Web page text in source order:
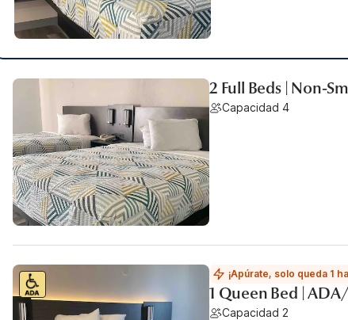
2 Full Beds | Non-
Capacidad 4
¡Apúrate, solo queda 1
1 Queen Bed |
Capacidad 2